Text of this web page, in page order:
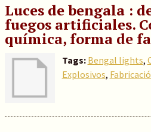
Luces de bengala :
fuegos artificiales.
química, forma de
Tags: Bengal lights,
Explosivos,